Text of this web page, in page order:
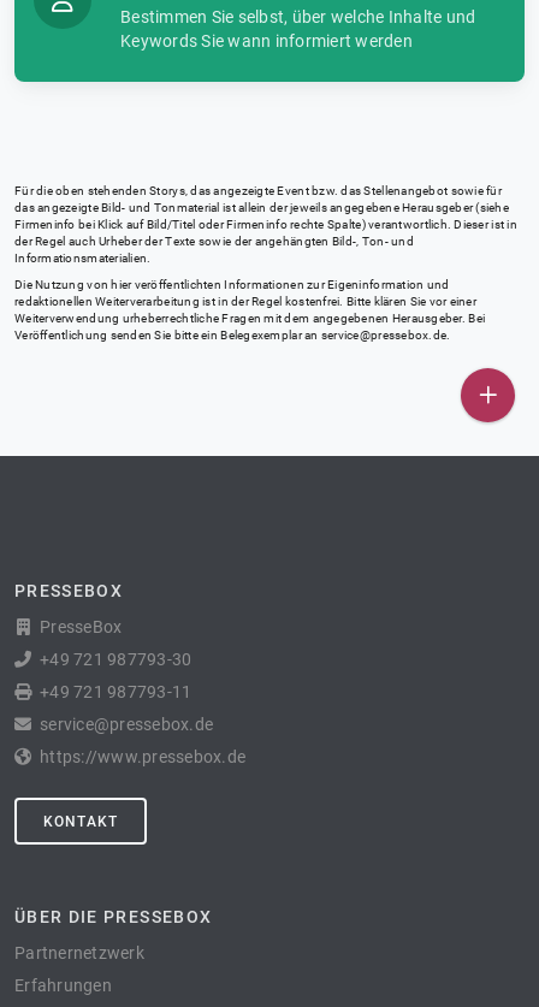
Bestimmen Sie selbst, über welche Inhalte und
Keywords Sie wann informiert werden
Für die oben stehenden Storys, das angezeigte Event bzw. das Stellenangebot sowie für
das angezeigte Bild- und Tonmaterial ist allein der jeweils angegebene Herausgeber (siehe
Firmeninfo bei Klick auf Bild/Titel oder Firmeninfo rechte Spalte) verantwortlich. Dieser ist in
der Regel auch Urheber der Texte sowie der angehängten Bild-, Ton- und
Informationsmaterialien.
Die Nutzung von hier veröffentlichten Informationen zur Eigeninformation und
redaktionellen Weiterverarbeitung ist in der Regel kostenfrei. Bitte klären Sie vor einer
Weiterverwendung urheberrechtliche Fragen mit dem angegebenen Herausgeber. Bei
Veröffentlichung senden Sie bitte ein Belegexemplar an service@pressebox.de
PRESSEBOX
PresseBox
+49 721 987793-30
+49 721 987793-11
service@pressebox.de
https://www.pressebox.de
KONTAKT
ÜBER DIE PRESSEBOX
Partnernetzwerk
Erfahrungen